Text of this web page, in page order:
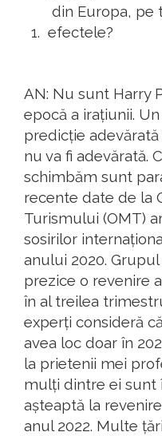
din Europa, pe
efectele?
AN: Nu sunt Harry
epocă a irațiunii.
predicție
nu va fi adevărată.
schimbăm sunt
recente date de la
Turismului (OMT)
sosirilor
anului 2020.
prezice o revenire
în al treilea
experți consideră
avea loc doar în
la prietenii mei
mulți dintre ei sunt
așteaptă la
anul 2022. Multe